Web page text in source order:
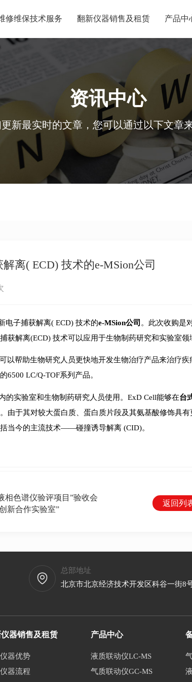
修维保技术服务 翻新仪器销售及租赁 产品中
资讯中心
新最实时的文章，您可以通过以下文章
离( ECD) 技术的e-MSion公司
子捕获解离( ECD) 技术的e-MSion公司 。此次收购是
解离(ECD) 技术可以应用于生物制药研究和实验室领
以帮助生物研究人员更快地开发生物治疗产品来治疗疾
LC/Q-TOF系列产品。
实验室和生物制药研究人员使用。ExD Cell能够在台
由于其对较大蛋白质、蛋白质片段及其氨基酸修饰具有
当今的主流技术——碰撞诱导解离 (CID)。
相色谱仪验评项目”验收会
新合作实验室”
返回列
总部地址
北京市北京经济技术开发区科谷一街8
器销售及租赁
器优势
器流程
产品中心
液质联动仪LC-MS
气质联动仪GC-MS